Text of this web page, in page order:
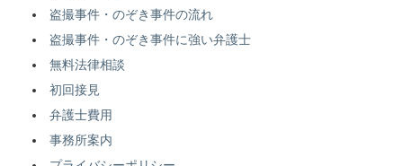
盗撮事件・のぞき事件の流れ
盗撮事件・のぞき事件に強い弁護士
無料法律相談
初回接見
弁護士費用
事務所案内